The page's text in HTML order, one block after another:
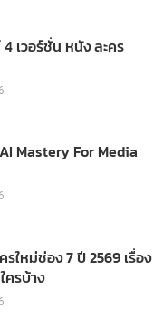
เวอร์ชั่น หนัง ละคร
Mastery For Media
รใหม่ช่อง 7 ปี 2569 เรื่อง
ครบ้าง